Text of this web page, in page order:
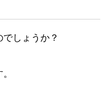
しょうか？